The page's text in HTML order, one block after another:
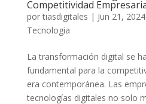
Competitividad
portiasdigitales | Jun 21, 2024
Tecnologia
La transformación digital se
fundamental para la
era contemporánea. Las
tecnologías digitales no solo